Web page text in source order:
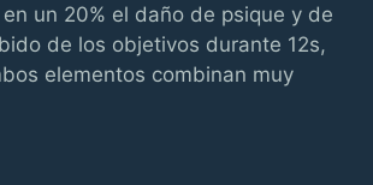
un 20% el daño de psique y de
de los objetivos durante 12s,
elementos combinan muy